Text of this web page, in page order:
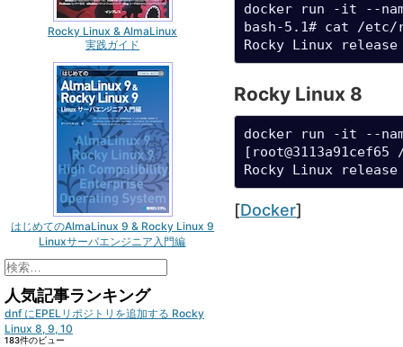
Rocky Linux & AlmaLinux
実践ガイド
はじめてのAlmaLinux 9 & Rocky Linux 9
Linuxサーバエンジニア入門編
検
索:
人気記事ランキング
dnf にEPELリポジトリを追加する Rocky
Linux 8, 9, 10
183件のビュー
docker run -it --
bash-5.1# cat /etc/
Rocky Linux
Rocky Linux 8
docker run -it --
Rocky Linux
[Categories
Docker]